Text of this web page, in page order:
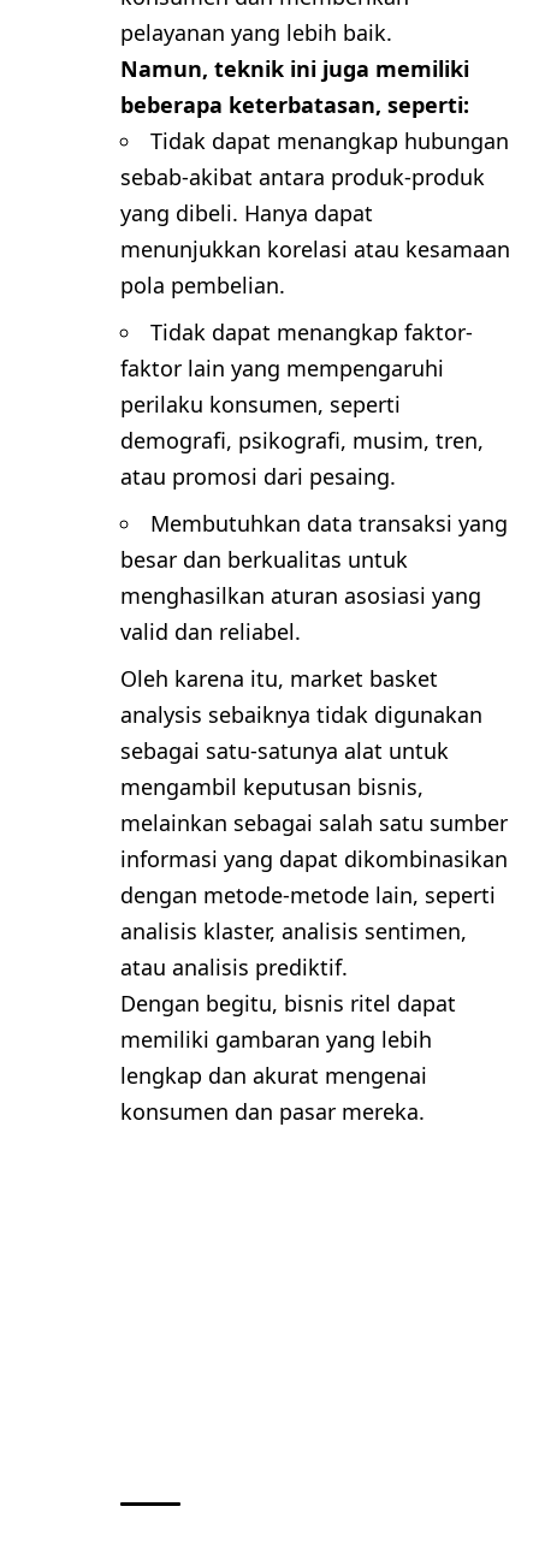
pelayanan yang lebih baik.
Namun, teknik ini juga memiliki
beberapa keterbatasan, seperti:
Tidak dapat menangkap hubungan
sebab-akibat antara produk-produk
yang dibeli. Hanya dapat
menunjukkan korelasi atau kesamaan
pola pembelian.
Tidak dapat menangkap faktor-
faktor lain yang mempengaruhi
perilaku konsumen, seperti
demografi, psikografi, musim, tren,
atau promosi dari pesaing.
Membutuhkan data transaksi yang
besar dan berkualitas untuk
menghasilkan aturan asosiasi yang
valid dan reliabel.
Oleh karena itu, market basket
analysis sebaiknya tidak digunakan
sebagai satu-satunya alat untuk
mengambil keputusan bisnis,
melainkan sebagai salah satu sumber
informasi yang dapat dikombinasikan
dengan metode-metode lain, seperti
analisis klaster, analisis sentimen,
atau analisis prediktif.
Dengan begitu, bisnis ritel dapat
memiliki gambaran yang lebih
lengkap dan akurat mengenai
konsumen dan pasar mereka.